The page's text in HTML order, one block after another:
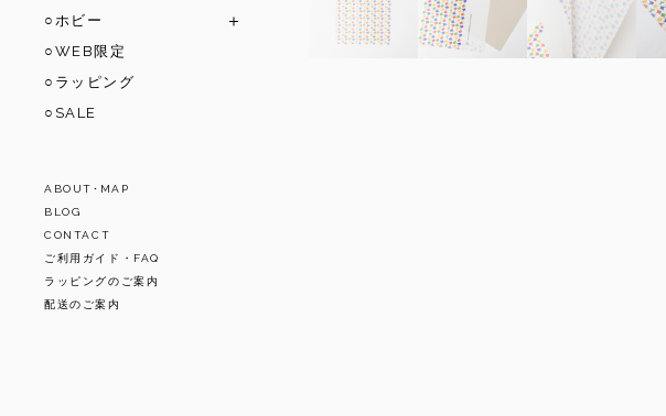
○ホビー
○WEB限定
○ラッピング
○SALE
ABOUT･MAP
BLOG
CONTACT
ご利用ガイド・FAQ
ラッピングのご案内
配送のご案内